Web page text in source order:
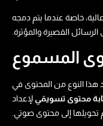
خاصة عندما يتم دمجه
الرسائل القصيرة والمؤثرة.
المسموع
هذا النوع من المحتوى في
محتوى تسويقي​ لإعداد
تحويلها إلى محتوى صوتي.